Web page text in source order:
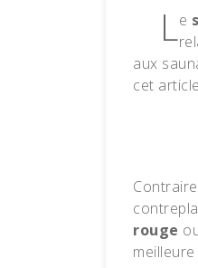
Le
aux
cet
rouge